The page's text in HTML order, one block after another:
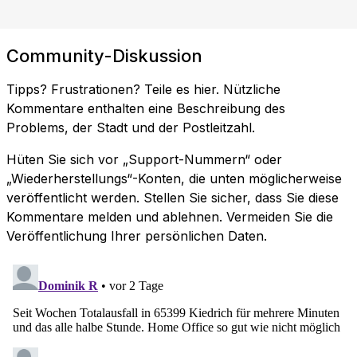
Community-Diskussion
Tipps? Frustrationen? Teile es hier. Nützliche
Kommentare enthalten eine Beschreibung des
Problems, der Stadt und der Postleitzahl.
Hüten Sie sich vor „Support-Nummern“ oder
„Wiederherstellungs“-Konten, die unten möglicherweise
veröffentlicht werden. Stellen Sie sicher, dass Sie diese
Kommentare melden und ablehnen. Vermeiden Sie die
Veröffentlichung Ihrer persönlichen Daten.